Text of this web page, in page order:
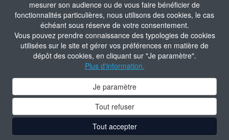
mesurer son audience ou de vous faire bénéficier de
fonctionnalités particulières, nous utilisons des cookies, le cas
échéant sous réserve de votre consentement.
Vous pouvez prendre connaissance des typologies de cookies
utilisées sur le site et gérer vos préférences en matière de
dépôt des cookies, en cliquant sur "Je paramètre".
Plus d'information.
Je paramètre
Tout refuser
Tout accepter